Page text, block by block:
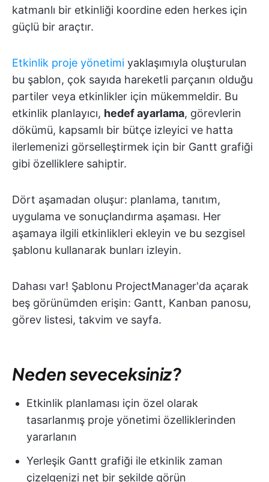
katmanlı bir etkinliği koordine eden herkes için
güçlü bir araçtır.
Etkinlik proje yönetimi yaklaşımıyla oluşturulan
bu şablon, çok sayıda hareketli parçanın olduğu
partiler veya etkinlikler için mükemmeldir. Bu
etkinlik planlayıcı, hedef ayarlama, görevlerin
dökümü, kapsamlı bir bütçe izleyici ve hatta
ilerlemenizi görselleştirmek için bir Gantt grafiği
gibi özelliklere sahiptir.
Dört aşamadan oluşur: planlama, tanıtım,
uygulama ve sonuçlandırma aşaması. Her
aşamaya ilgili etkinlikleri ekleyin ve bu sezgisel
şablonu kullanarak bunları izleyin.
Dahası var! Şablonu ProjectManager'da açarak
beş görünümden erişin: Gantt, Kanban panosu,
görev listesi, takvim ve sayfa.
Neden seveceksiniz?
Etkinlik planlaması için özel olarak
tasarlanmış proje yönetimi özelliklerinden
yararlanın
Yerleşik Gantt grafiği ile etkinlik zaman
çizelgenizi net bir şekilde görün